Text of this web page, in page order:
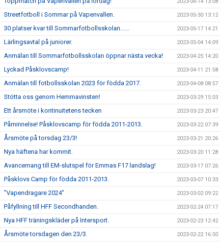
2023-06-14 13:08
Streetfotboll i Sommar på Vapenvallen. 2023-05-30 13:12
30 platser kvar till Sommarfotbollsskolan...... 2023-05-17 14:21
Lärlingsavtal på juniorer. 2023-05-04 14:09
Anmälan till Sommarfotbollsskolan öppnar nästa vecka! 2023-04-25 14:20
Lyckad Påsklovscamp! 2023-04-11 21:58
Anmälan till fotbollsskolan 2023 för födda 2017. 2023-04-08 08:57
Stötta oss genom Hemmavinsten! 2023-03-29 15:03
Ett årsmöte i kontinuitetens tecken 2023-03-23 20:47
Påminnelse! Påsklovscamp för födda 2011-2013. 2023-03-22 07:39
Årsmöte på torsdag 23/3! 2023-03-21 20:26
Nya häftena har kommit. 2023-03-20 11:28
Avancemang till EM-slutspel för Emmas F17 landslag! 2023-03-17 07:26
Påsklovs Camp för födda 2011-2013. 2023-03-07 10:33
"Vapendragare 2024" 2023-03-02 09:22
Påfyllning till HFF Secondhanden. 2023-02-24 07:17
Nya HFF träningskläder på Intersport. 2023-02-23 12:42
Årsmöte torsdagen den 23/3. 2023-02-22 16:50